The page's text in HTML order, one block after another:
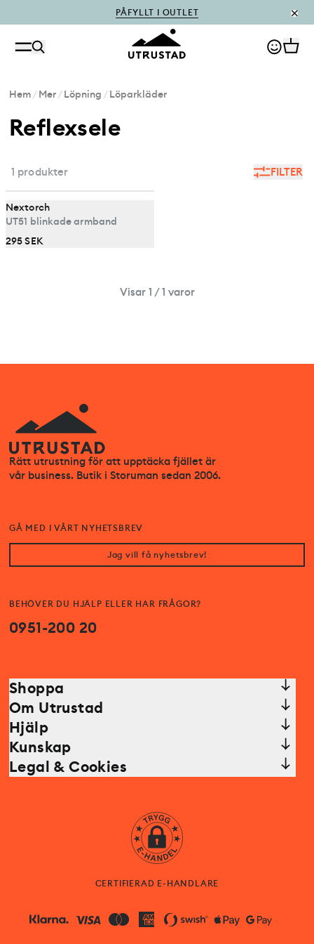
PÅFYLLT I OUTLET
Hem/Mer/Löpning /Löparkläder
Reflexsele
FILTER
1 produkter
Nextorch
UT51 blinkade armband
295 SEK
Visar 1 / 1 varor
Rätt utrustning för att upptäcka fjället är
vår business. Butik i Storuman sedan 2006.
BEHÖVER DU HJÄLP ELLER HAR FRÅGOR?
0951-200 20
GÅ MED I VÅRT NYHETSBREV
Jag vill få nyhetsbrev!
Shoppa
Om Utrustad
Hjälp
Kunskap
Legal & Cookies
CERTIFIERAD E-HANDLARE